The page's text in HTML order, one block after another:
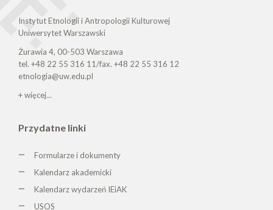
Instytut Etnologii i Antropologii Kulturowej
Uniwersytet Warszawski
Żurawia 4, 00-503 Warszawa
tel. +48 22 55 316 11/fax. +48 22 55 316 12
etnologia@uw.edu.pl
+ więcej...
Przydatne linki
Formularze i dokumenty
Kalendarz akademicki
Kalendarz wydarzeń IEiAK
USOS